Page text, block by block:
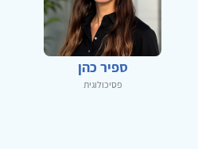
ספיר כהן
פסיכולוגית